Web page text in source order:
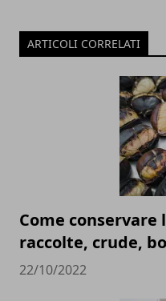
ARTICOLI CORRELATI
Come conservare
raccolte, crude,
22/10/2022